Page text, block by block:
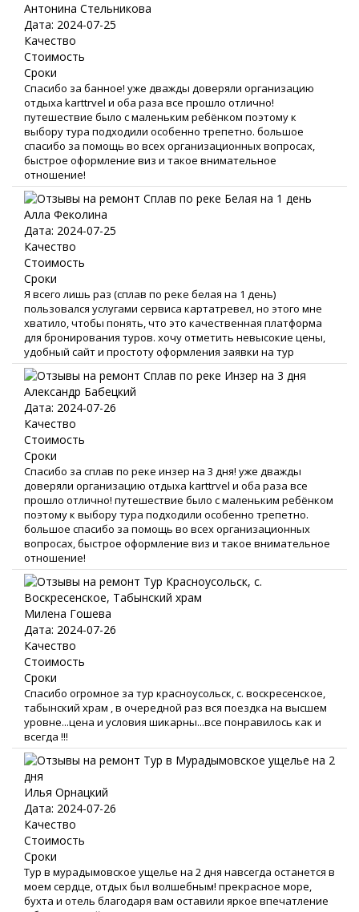
Антонина Стельникова
Дата: 2024-07-25
Качество
Стоимость
Сроки
Спасибо за банное! уже дважды доверяли организацию
отдыха karttrvel и оба раза все прошло отлично!
путешествие было с маленьким ребёнком поэтому к
выбору тура подходили особенно трепетно. большое
спасибо за помощь во всех организационных вопросах,
быстрое оформление виз и такое внимательное
отношение!
Алла Феколина
Дата: 2024-07-25
Качество
Стоимость
Сроки
Я всего лишь раз (сплав по реке белая на 1 день)
пользовался услугами сервиса картатревел, но этого мне
хватило, чтобы понять, что это качественная платформа
для бронирования туров. хочу отметить невысокие цены,
удобный сайт и простоту оформления заявки на тур
Александр Бабецкий
Дата: 2024-07-26
Качество
Стоимость
Сроки
Спасибо за сплав по реке инзер на 3 дня! уже дважды
доверяли организацию отдыха karttrvel и оба раза все
прошло отлично! путешествие было с маленьким ребёнком
поэтому к выбору тура подходили особенно трепетно.
большое спасибо за помощь во всех организационных
вопросах, быстрое оформление виз и такое внимательное
отношение!
Милена Гошева
Дата: 2024-07-26
Качество
Стоимость
Сроки
Спасибо огромное за тур красноусольск, с. воскресенское,
табынский храм , в очередной раз вся поездка на высшем
уровне...цена и условия шикарны...все понравилось как и
всегда !!!
Илья Орнацкий
Дата: 2024-07-26
Качество
Стоимость
Сроки
Тур в мурадымовское ущелье на 2 дня навсегда останется в
моем сердце, отдых был волшебным! прекрасное море,
бухта и отель благодаря вам оставили яркое впечатление